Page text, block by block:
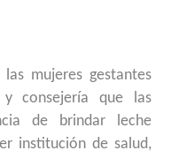
mujeres gestantes
consejería que las
de brindar leche
institución de salud,